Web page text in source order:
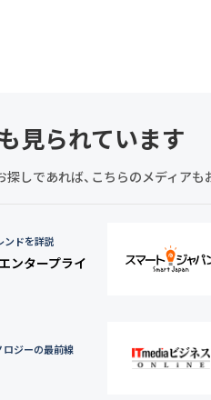
見られています
しであれば、こちらのメディアも
ンドを詳説
ンタープライ
ジーの最前線